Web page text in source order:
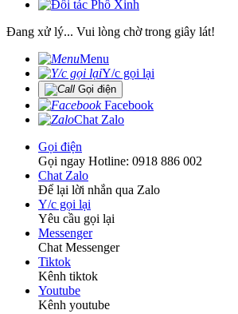
Đang xử lý... Vui lòng chờ trong giây lát!
Menu
Y/c gọi lại
Gọi điện
Facebook
Chat Zalo
Gọi điện
Gọi ngay Hotline: 0918 886 002
Chat Zalo
Để lại lời nhắn qua Zalo
Y/c gọi lại
Yêu cầu gọi lại
Messenger
Chat Messenger
Tiktok
Kênh tiktok
Youtube
Kênh youtube